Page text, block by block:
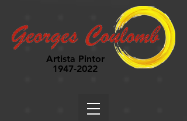
Artista Pintor
1947-2022